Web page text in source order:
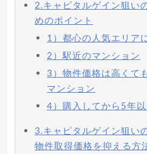
2.キャピタルゲイン狙い
めのポイント
1）都心の人気エリア
2）駅近のマンション
3）物件価格は高くて
マンション
4）購入してから5年
3.キャピタルゲイン狙い
物件取得価格を抑える方